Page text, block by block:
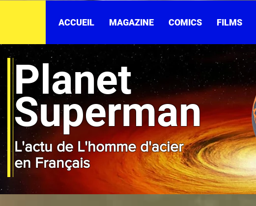
ACCUEIL MAGAZINE COMICS FILMS
Planet
Superman
L'actu de L'homme d'acier
en Français